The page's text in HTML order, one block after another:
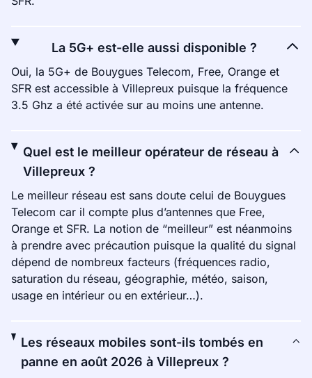
La 5G+ est-elle aussi disponible ?
Oui, la 5G+ de Bouygues Telecom, Free, Orange et
SFR est accessible à Villepreux puisque la fréquence
3.5 Ghz a été activée sur au moins une antenne.
Quel est le meilleur opérateur de réseau à
Villepreux ?
Le meilleur réseau est sans doute celui de Bouygues
Telecom car il compte plus d’antennes que Free,
Orange et SFR. La notion de “meilleur” est néanmoins
à prendre avec précaution puisque la qualité du signal
dépend de nombreux facteurs (fréquences radio,
saturation du réseau, géographie, météo, saison,
usage en intérieur ou en extérieur…).
Les réseaux mobiles sont-ils tombés en
panne en août 2026 à Villepreux ?